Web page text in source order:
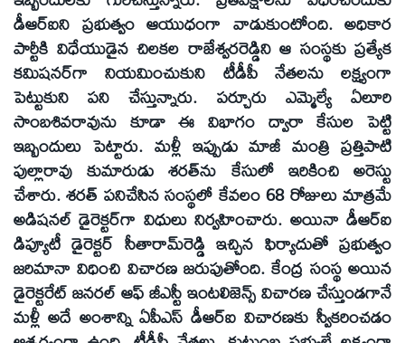
డీఆర్‌ఐని ప్రభుత్వం ఆయుధంగా వాడుకుంటోంది. అధికార
పార్టీకి విధేయుడైన చిలకల రాజేశ్వరరెడ్డిని ఆ సంస్థకు ప్రత్యేక
కమిషనర్‌గా నియమించుకుని టీడీపీ నేతలను లక్ష్యంగా
పెట్టుకుని పని చేస్తున్నారు. పర్చూరు ఎమ్మెల్యే ఏలూరి
సాంబశివరావును కూడా ఈ విభాగం ద్వారా కేసుల పెట్టి
ఇబ్బందులు పెట్టారు. మళ్లీ ఇప్పుడు మాజీ మంత్రి ప్రత్తిపాటి
పుల్లారావు కుమారుడు శరత్‌ను కేసులో ఇరికించి అరెస్టు
చేశారు. శరత్‌ పనిచేసిన సంస్థలో కేవలం 68 రోజులు మాత్రమే
అడిషనల్‌ డైరెక్టర్‌గా విధులు నిర్వహించారు. అయినా డీఆర్‌ఐ
డిప్యూటీ డైరెక్టర్‌ సీతారామ్‌రెడ్డి ఇచ్చిన ఫిర్యాదుతో ప్రభుత్వం
జరిమానా విధించి విచారణ జరుపుతోంది. కేంద్ర సంస్థ అయిన
డైరెక్టరేట్‌ జనరల్‌ ఆఫ్‌ జీఎస్టీ ఇంటలిజెన్స్‌ విచారణ చేస్తుండగానే
మళ్లీ అదే అంశాన్ని ఏపీఎస్‌ డీఆర్‌ఐ విచారణకు స్వీకరించడం